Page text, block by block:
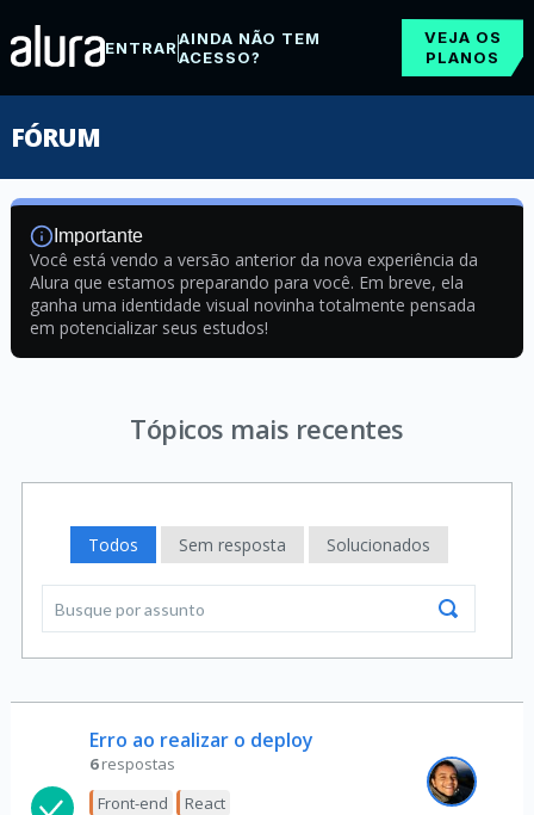
ENTRARAINDA NÃO TEM
ACESSO?
VEJA OS
PLANOS
FÓRUM
Importante
Você está vendo a versão anterior da nova experiência da
Alura que estamos preparando para você. Em breve, ela
ganha uma identidade visual novinha totalmente pensada
em potencializar seus estudos!
Tópicos mais recentes
Todos Sem resposta Solucionados
Erro ao realizar o deploy
6 respostas
Front-end
React